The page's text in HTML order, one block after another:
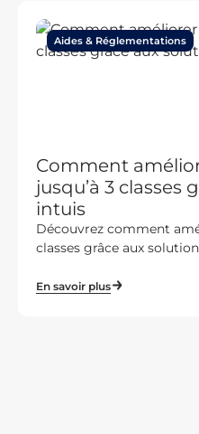
Aides & Réglementations
Comment
jusqu’à 3 classes
intuis
Découvrez comment
classes grâce aux
En savoir plus